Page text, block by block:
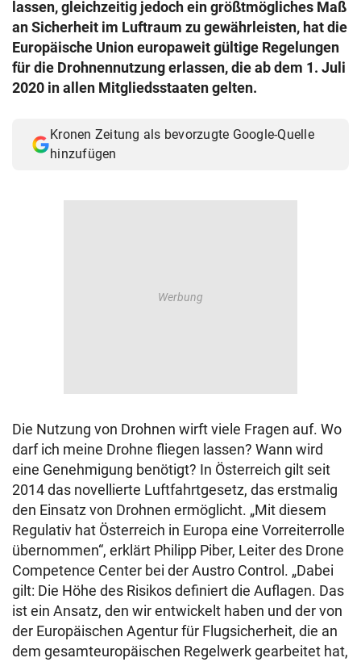
Muthgasse 2, 1190 Wien
lassen, gleichzeitig jedoch ein größtmögliches Maß
an Sicherheit im Luftraum zu gewährleisten, hat die
Europäische Union europaweit gültige Regelungen
für die Drohnennutzung erlassen, die ab dem 1. Juli
2020 in allen Mitgliedsstaaten gelten.
Kronen Zeitung als bevorzugte Google-Quelle
hinzufügen
Die Nutzung von Drohnen wirft viele Fragen auf. Wo
darf ich meine Drohne fliegen lassen? Wann wird
eine Genehmigung benötigt? In Österreich gilt seit
2014 das novellierte Luftfahrtgesetz, das erstmalig
den Einsatz von Drohnen ermöglicht. „Mit diesem
Regulativ hat Österreich in Europa eine Vorreiterrolle
übernommen“, erklärt Philipp Piber, Leiter des Drone
Competence Center bei der Austro Control. „Dabei
gilt: Die Höhe des Risikos definiert die Auflagen. Das
ist ein Ansatz, den wir entwickelt haben und der von
der Europäischen Agentur für Flugsicherheit, die an
dem gesamteuropäischen Regelwerk gearbeitet hat,